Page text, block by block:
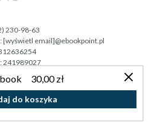
30,00 zł
do koszyka
230-98-63
[wyświetl email]@ebookpoint.pl
241989027